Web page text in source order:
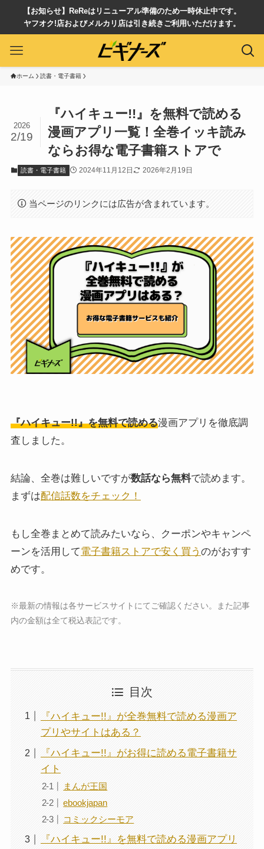
【お知らせ】ReReはリニューアル準備のため一時休止中です。
ヤフオク!店およびメルカリ店は引き続きご利用いただけます。
ホーム 読書・電子書籍
『ハイキュー!!』を無料で読める
漫画アプリ一覧！全巻イッキ読み
ならお得な電子書籍ストアで
2026
2/19
読書・電子書籍 2024年11月12日 2026年2月19日
当ページのリンクには広告が含まれています。
『ハイキュー!!』を無料で読める漫画アプリを徹底調
査しました。
結論、全巻は難しいですが数話なら無料で読めます。
まずは配信話数をチェック！
もし全巻まとめて読みたいなら、クーポンやキャンペ
ーンを活用して電子書籍ストアで安く買う のがおすす
めです。
※最新の情報は各サービスサイトにてご確認ください。また記事
内の金額は全て税込表記です。
目次
『ハイキュー!!』が全巻無料で読める漫画ア
プリやサイトはある？
『ハイキュー!!』がお得に読める電子書籍サ
イト
まんが王国
ebookjapan
コミックシーモア
『ハイキュー!!』を無料で読める漫画アプリ